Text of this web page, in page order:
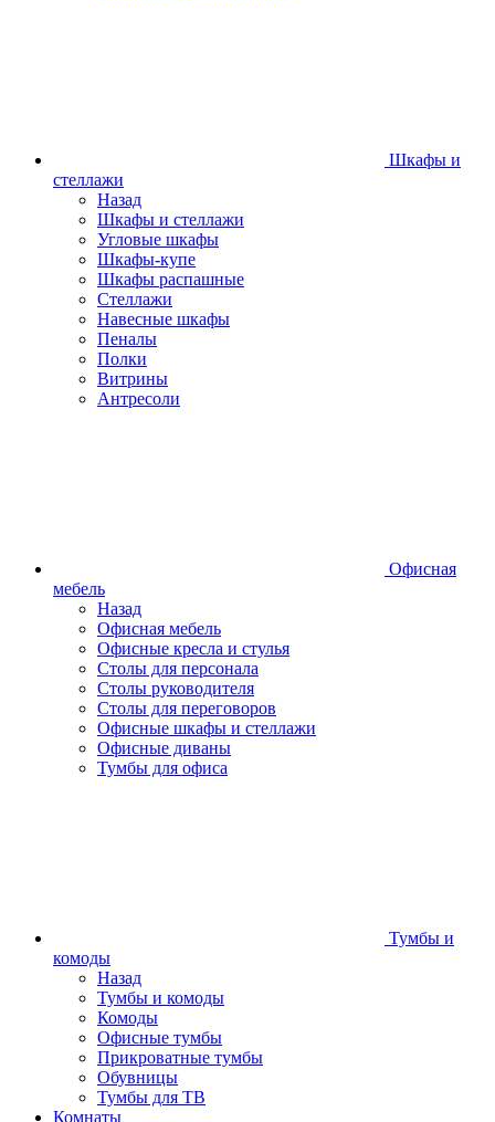
Шкафы и
стеллажи
Назад
Шкафы и стеллажи
Угловые шкафы
Шкафы-купе
Шкафы распашные
Стеллажи
Навесные шкафы
Пеналы
Полки
Витрины
Антресоли
Офисная
мебель
Назад
Офисная мебель
Офисные кресла и стулья
Столы для персонала
Столы руководителя
Столы для переговоров
Офисные шкафы и стеллажи
Офисные диваны
Тумбы для офиса
Тумбы и
комоды
Назад
Тумбы и комоды
Комоды
Офисные тумбы
Прикроватные тумбы
Обувницы
Тумбы для ТВ
Комнаты